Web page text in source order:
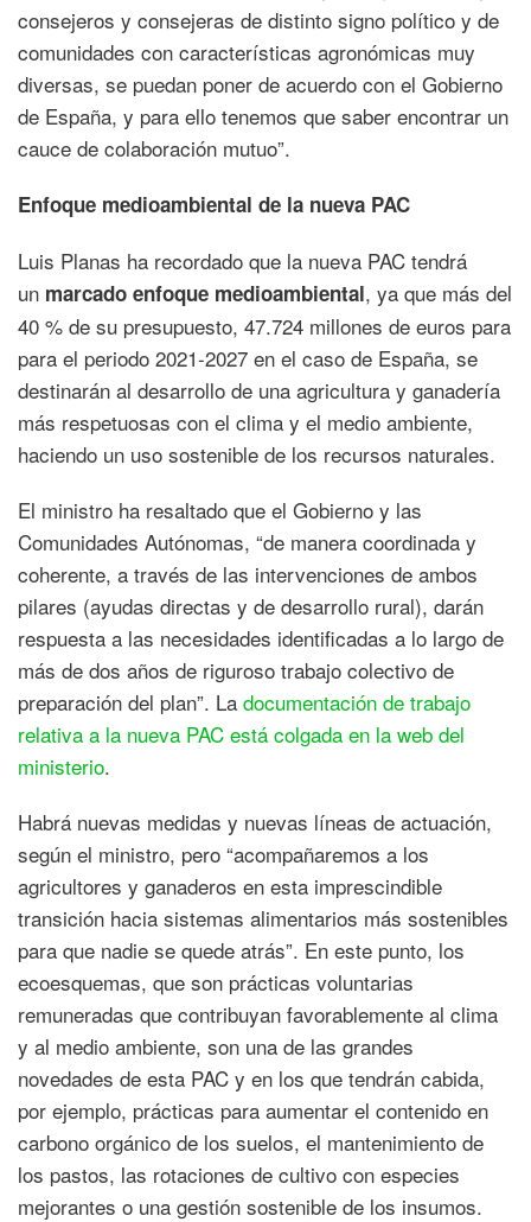
consejeros y consejeras de distinto signo político y de
comunidades con características agronómicas muy
diversas, se puedan poner de acuerdo con el Gobierno
de España, y para ello tenemos que saber encontrar un
cauce de colaboración mutuo”.
Enfoque medioambiental de la nueva PAC
Luis Planas ha recordado que la nueva PAC tendrá
un marcado enfoque medioambiental, ya que más del
40 % de su presupuesto, 47.724 millones de euros para
para el periodo 2021-2027 en el caso de España, se
destinarán al desarrollo de una agricultura y ganadería
más respetuosas con el clima y el medio ambiente,
haciendo un uso sostenible de los recursos naturales.
El ministro ha resaltado que el Gobierno y las
Comunidades Autónomas, “de manera coordinada y
coherente, a través de las intervenciones de ambos
pilares (ayudas directas y de desarrollo rural), darán
respuesta a las necesidades identificadas a lo largo de
más de dos años de riguroso trabajo colectivo de
preparación del plan”. La documentación de trabajo
relativa a la nueva PAC está colgada en la web del
ministerio.
Habrá nuevas medidas y nuevas líneas de actuación,
según el ministro, pero “acompañaremos a los
agricultores y ganaderos en esta imprescindible
transición hacia sistemas alimentarios más sostenibles
para que nadie se quede atrás”. En este punto, los
ecoesquemas, que son prácticas voluntarias
remuneradas que contribuyan favorablemente al clima
y al medio ambiente, son una de las grandes
novedades de esta PAC y en los que tendrán cabida,
por ejemplo, prácticas para aumentar el contenido en
carbono orgánico de los suelos, el mantenimiento de
los pastos, las rotaciones de cultivo con especies
mejorantes o una gestión sostenible de los insumos.